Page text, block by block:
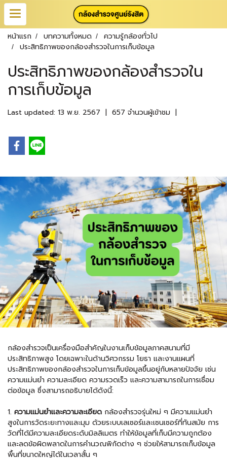
หน้าแรก บทความทั้งหมด
ความรู้กล้องทั่วไป
ประสิทธิภาพของกล้องสำรวจในการเก็บข้อมูล
ประสิทธิภาพของกล้องสำรวจใน
การเก็บข้อมูล
Last updated: 13 พ.ย. 2567 | 657 จำนวนผู้เข้าชม |
กล้องสำรวจเป็นเครื่องมือสำคัญในงานเก็บข้อมูลภาคสนามที่มี
ประสิทธิภาพสูง โดยเฉพาะในด้านวิศวกรรม โยธา และงานแผนที่
ประสิทธิภาพของกล้องสำรวจในการเก็บข้อมูลขึ้นอยู่กับหลายปัจจัย เช่น
ความแม่นยำ ความละเอียด ความรวดเร็ว และความสามารถในการเชื่อม
ต่อข้อมูล ซึ่งสามารถอธิบายได้ดังนี้:
1. ความแม่นยำและความละเอียด กล้องสำรวจรุ่นใหม่ ๆ มีความแม่นยำ
สูงในการวัดระยะทางและมุม ด้วยระบบเลเซอร์และเซนเซอร์ที่ทันสมัย การ
วัดที่ได้มีความละเอียดระดับมิลลิเมตร ทำให้ข้อมูลที่เก็บมีความถูกต้อง
และลดข้อผิดพลาดในการคำนวณพิกัดต่าง ๆ ช่วยให้สามารถเก็บข้อมูล
พื้นที่ขนาดใหญ่ได้ในเวลาสั้น ๆ